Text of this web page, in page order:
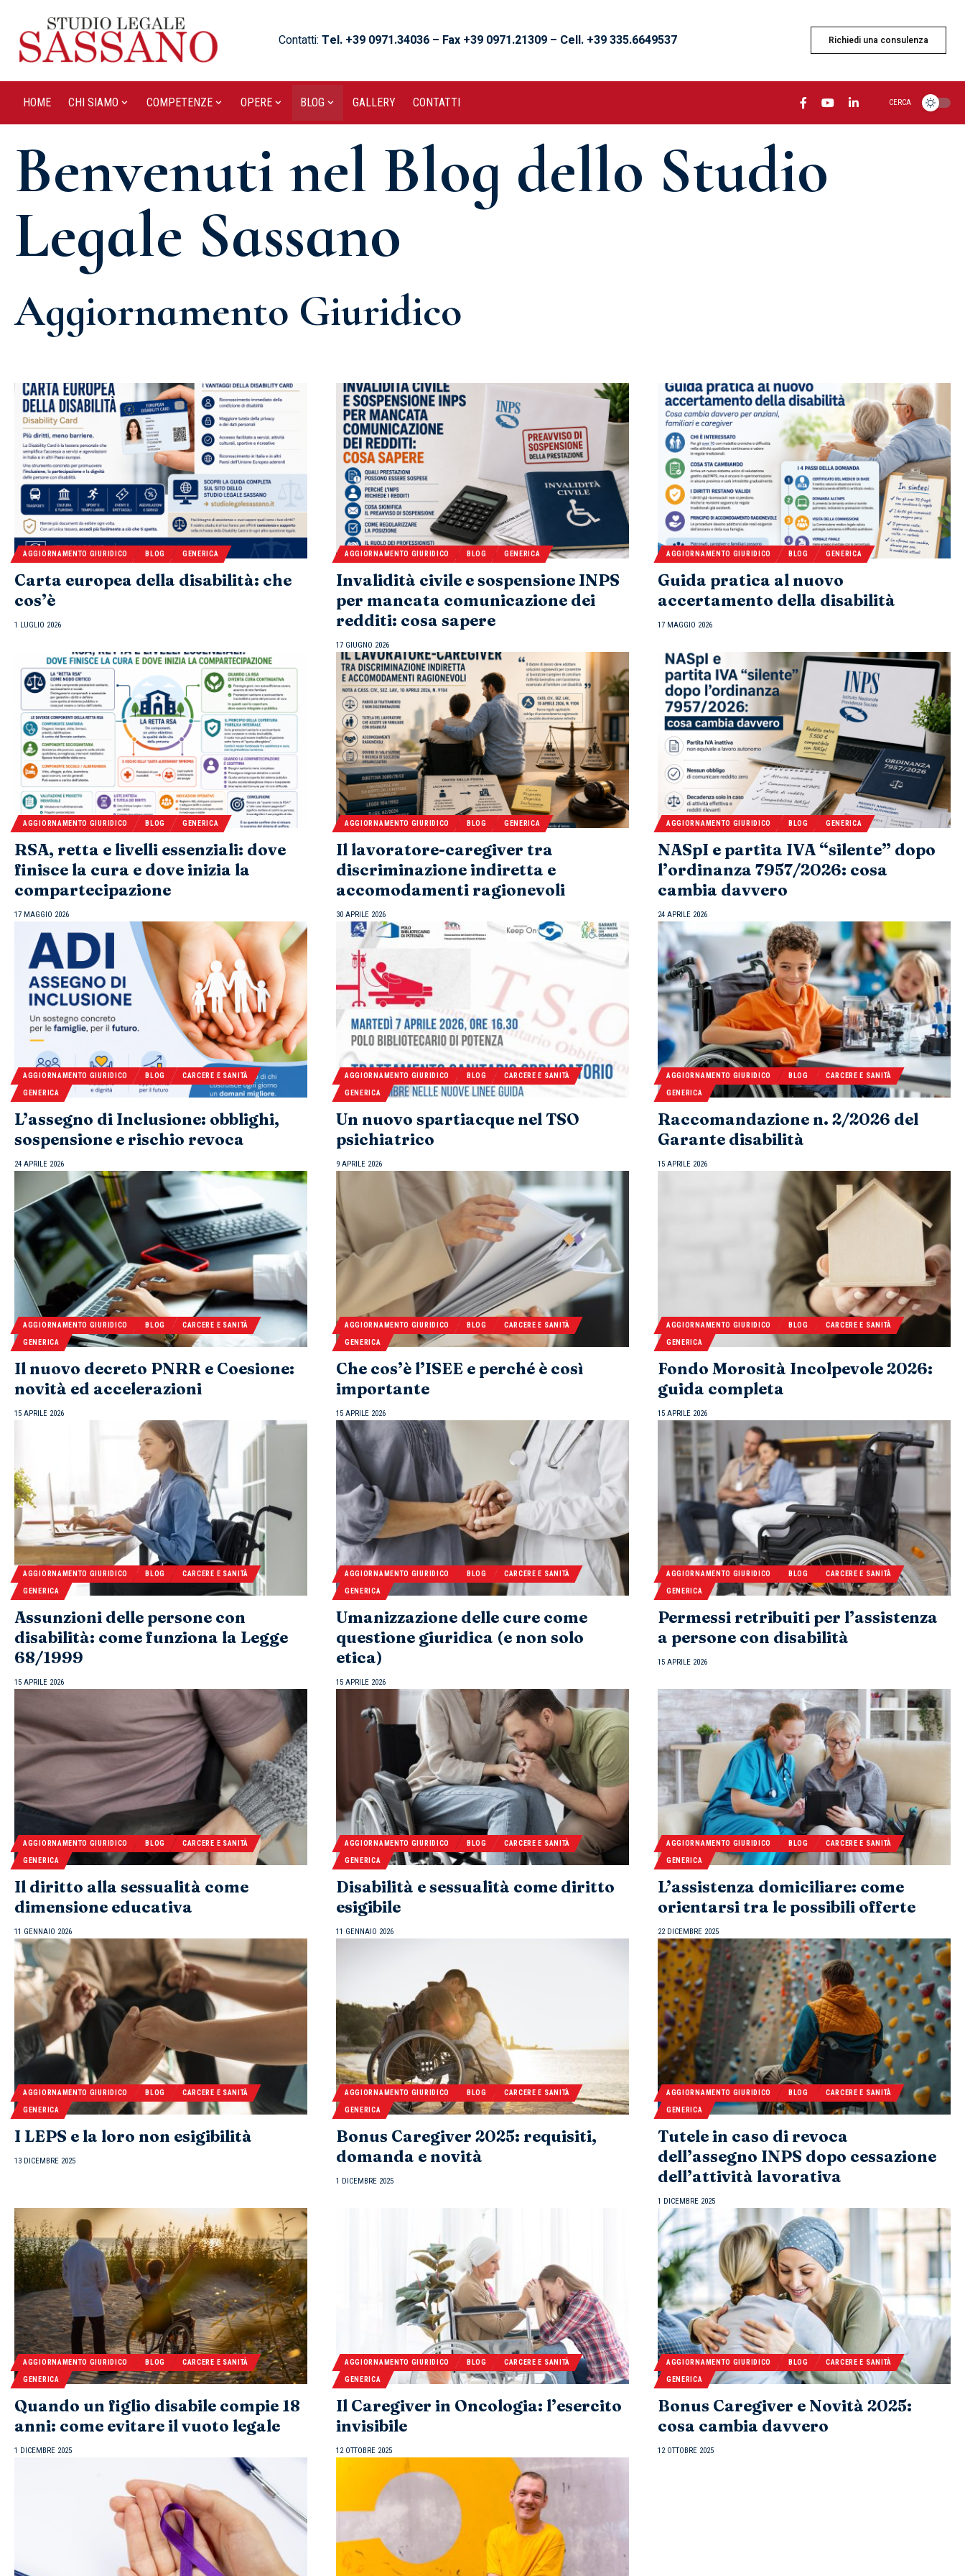
Contatti: Tel. +39 0971.34036 – Fax +39 0971.21309 – Cell. +39 335.6649537 Richiedi una consulenza
HOME CHI SIAMO COMPETENZE OPERE BLOG GALLERY CONTATTI CERCA
Benvenuti nel Blog dello Studio
Legale Sassano
Aggiornamento Giuridico
AGGIORNAMENTO GIURIDICO BLOG GENERICA
Carta europea della disabilità: che
cos’è
1 LUGLIO 2026
AGGIORNAMENTO GIURIDICO BLOG GENERICA
Invalidità civile e sospensione INPS
per mancata comunicazione dei
redditi: cosa sapere
17 GIUGNO 2026
AGGIORNAMENTO GIURIDICO BLOG GENERICA
Guida pratica al nuovo
accertamento della disabilità
17 MAGGIO 2026
AGGIORNAMENTO GIURIDICO BLOG GENERICA
RSA, retta e livelli essenziali: dove
finisce la cura e dove inizia la
compartecipazione
17 MAGGIO 2026
AGGIORNAMENTO GIURIDICO BLOG GENERICA
Il lavoratore-caregiver tra
discriminazione indiretta e
accomodamenti ragionevoli
30 APRILE 2026
AGGIORNAMENTO GIURIDICO BLOG GENERICA
NASpI e partita IVA “silente” dopo
l’ordinanza 7957/2026: cosa
cambia davvero
24 APRILE 2026
AGGIORNAMENTO GIURIDICO BLOG CARCERE E SANITÀ
GENERICA
L’assegno di Inclusione: obblighi,
sospensione e rischio revoca
24 APRILE 2026
AGGIORNAMENTO GIURIDICO BLOG CARCERE E SANITÀ
GENERICA
Un nuovo spartiacque nel TSO
psichiatrico
9 APRILE 2026
AGGIORNAMENTO GIURIDICO BLOG CARCERE E SANITÀ
GENERICA
Raccomandazione n. 2/2026 del
Garante disabilità
15 APRILE 2026
AGGIORNAMENTO GIURIDICO BLOG CARCERE E SANITÀ
GENERICA
Il nuovo decreto PNRR e Coesione:
novità ed accelerazioni
15 APRILE 2026
AGGIORNAMENTO GIURIDICO BLOG CARCERE E SANITÀ
GENERICA
Che cos’è l’ISEE e perché è così
importante
15 APRILE 2026
AGGIORNAMENTO GIURIDICO BLOG CARCERE E SANITÀ
GENERICA
Fondo Morosità Incolpevole 2026:
guida completa
15 APRILE 2026
AGGIORNAMENTO GIURIDICO BLOG CARCERE E SANITÀ
GENERICA
Assunzioni delle persone con
disabilità: come funziona la Legge
68/1999
15 APRILE 2026
AGGIORNAMENTO GIURIDICO BLOG CARCERE E SANITÀ
GENERICA
Umanizzazione delle cure come
questione giuridica (e non solo
etica)
15 APRILE 2026
AGGIORNAMENTO GIURIDICO BLOG CARCERE E SANITÀ
GENERICA
Permessi retribuiti per l’assistenza
a persone con disabilità
15 APRILE 2026
AGGIORNAMENTO GIURIDICO BLOG CARCERE E SANITÀ
GENERICA
Il diritto alla sessualità come
dimensione educativa
11 GENNAIO 2026
AGGIORNAMENTO GIURIDICO BLOG CARCERE E SANITÀ
GENERICA
Disabilità e sessualità come diritto
esigibile
11 GENNAIO 2026
AGGIORNAMENTO GIURIDICO BLOG CARCERE E SANITÀ
GENERICA
L’assistenza domiciliare: come
orientarsi tra le possibili offerte
22 DICEMBRE 2025
AGGIORNAMENTO GIURIDICO BLOG CARCERE E SANITÀ
GENERICA
I LEPS e la loro non esigibilità
13 DICEMBRE 2025
AGGIORNAMENTO GIURIDICO BLOG CARCERE E SANITÀ
GENERICA
Bonus Caregiver 2025: requisiti,
domanda e novità
1 DICEMBRE 2025
AGGIORNAMENTO GIURIDICO BLOG CARCERE E SANITÀ
GENERICA
Tutele in caso di revoca
dell’assegno INPS dopo cessazione
dell’attività lavorativa
1 DICEMBRE 2025
AGGIORNAMENTO GIURIDICO BLOG CARCERE E SANITÀ
GENERICA
Quando un figlio disabile compie 18
anni: come evitare il vuoto legale
1 DICEMBRE 2025
AGGIORNAMENTO GIURIDICO BLOG CARCERE E SANITÀ
GENERICA
Il Caregiver in Oncologia: l’esercito
invisibile
12 OTTOBRE 2025
AGGIORNAMENTO GIURIDICO BLOG CARCERE E SANITÀ
GENERICA
Bonus Caregiver e Novità 2025:
cosa cambia davvero
12 OTTOBRE 2025